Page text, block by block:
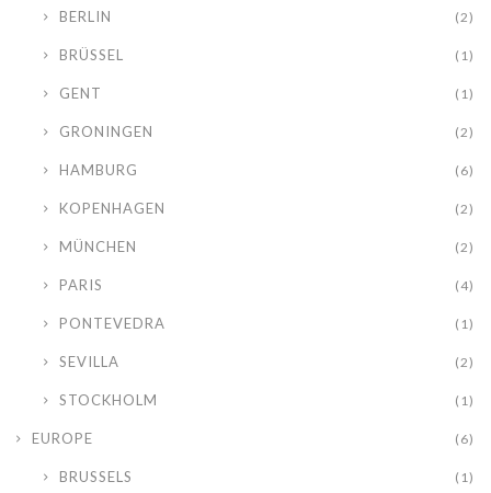
BERLIN (2)
BRÜSSEL (1)
GENT (1)
GRONINGEN (2)
HAMBURG (6)
KOPENHAGEN (2)
MÜNCHEN (2)
PARIS (4)
PONTEVEDRA (1)
SEVILLA (2)
STOCKHOLM (1)
EUROPE (6)
BRUSSELS (1)